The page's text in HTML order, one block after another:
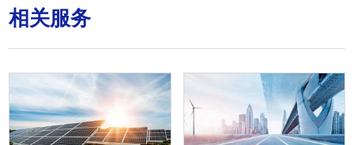
相关服务